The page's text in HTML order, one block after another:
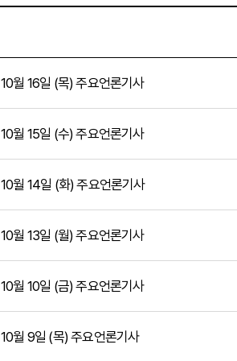
10월 16일 (목) 주요언론기사
10월 15일 (수) 주요언론기사
10월 14일 (화) 주요언론기사
10월 13일 (월) 주요언론기사
10월 10일 (금) 주요언론기사
10월 9일 (목) 주요언론기사